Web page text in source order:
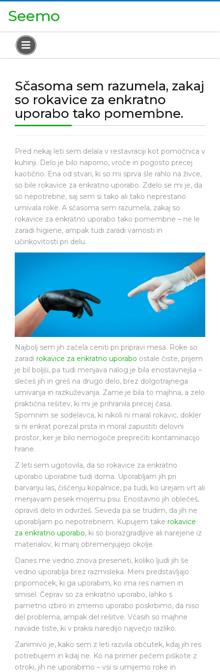
Seemo
Sčasoma sem razumela, zakaj
so rokavice za enkratno
uporabo tako pomembne.
Pred nekaj leti sem delala v restavraciji kot pomočnica v
kuhinji. Delo je bilo naporno, vroče in pogosto precej
kaotično. Ena od stvari, ki so mi sprva šle rahlo na živce,
so bile rokavice za enkratno uporabo. Zdelo se mi je, da
so nepotrebne, saj sem si tako ali tako neprestano
umivala roke. A sčasoma sem razumela, zakaj so
rokavice za enkratno uporabo tako pomembne – ne le
zaradi higiene, ampak tudi zaradi varnosti in
učinkovitosti pri delu.
Najbolj sem jih začela ceniti pri pripravi mesa. Roke so
zaradi rokavice za enkratno uporabo ostale čiste, prijem
je bil boljši, pa tudi menjava nalog je bila enostavnejša –
slečeš jih in greš na drugo delo, brez dolgotrajnega
umivanja in razkuževanja. Zame je bila to majhna, a zelo
praktična rešitev, ki mi je prihranila precej časa.
Spomnim se sodelavca, ki nikoli ni maral rokavic, dokler
si ni enkrat porezal prsta in moral zapustiti delovni
prostor, ker je bilo nemogoče preprečiti kontaminacijo
hrane.
Z leti sem ugotovila, da so rokavice za enkratno
uporabo uporabne tudi doma. Uporabljam jih pri
barvanju las, čiščenju kopalnice, pa tudi, ko urejam vrt ali
menjavam pesek mojemu psu. Enostavno jih oblečeš,
opraviš delo in odvržeš. Seveda pa se trudim, da jih ne
uporabljam po nepotrebnem. Kupujem take rokavice
za enkratno uporabo, ki so biorazgradljive ali narejene iz
materialov, ki manj obremenjujejo okolje.
Danes me vedno znova preseneti, koliko ljudi jih še
vedno uporablja brez razmisleka. Meni predstavljajo
pripomoček, ki ga uporabim, ko ima res namen in
smisel. Čeprav so za enkratno uporabo, lahko s
pametno izbiro in zmerno uporabo poskrbimo, da niso
del problema, ampak del rešitve. Včasih so majhne
navade tiste, ki v praksi naredijo največjo razliko.
Zanimivo je, kako sem z leti razvila občutek, kdaj jih res
potrebujem in kdaj ne. Ko na primer pečem piškote z
otroki, jih ne uporabimo – vsi si umijemo roke in